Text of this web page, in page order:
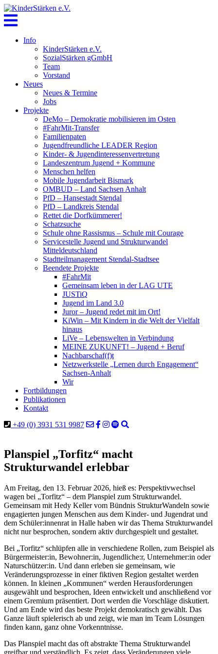
Skip
to
content
Info
KinderStärken e.V.
SozialStärken gGmbH
Team
Vorstand
Neues
Neues & Termine
Jobs
Projekte
DeMo – Demokratie mobilisieren im Osten
#FahrMit-Transfer
Familienpaten
Jugendfreundliche LEADER Region
Kinder- & Jugendinteressenvertretung
Landeszentrum Jugend + Kommune
Menschen helfen
Mobile Jugendarbeit Bismark
OMBUD – Land Sachsen Anhalt
PfD – Hansestadt Stendal
PfD – Landkreis Stendal
Rettet die Dorfkümmerer!
Schatzsuche
Schule ohne Rassismus – Schule mit Courage
Servicestelle Jugend und Strukturwandel
Mitteldeutschland
Stadtteilmanagement Stendal-Stadtsee
Beendete Projekte
#FahrMit
Gemeinsam leben in der LAG UTE
JUSTiQ
Jugend im Land 3.0
Juror – Jugend redet mit im Ort!
KiWin – Mit Kindern in die Welt der Vielfalt
hinaus
LiVe – Lebenswelten in Verbindung
MEINE ZUKUNFT! – Jugend + Beruf
Nachbarschaf(f)t
Netzwerkstelle „Lernen durch Engagement“
Sachsen-Anhalt
Wir
Fortbildungen
Publikationen
Kontakt
+49 (0) 3931 531 9987
Planspiel „Torfitz“ macht
Strukturwandel erlebbar
Am Freitag, den 13. Februar 2026, hieß es: Perspektivwechsel
wagen bei „Torfitz“ – dem Planspiel zum Strukturwandel.
Gemeinsam mit Hedy Keller vom Bündnis StrukturWandeln sowie
engagierten jungen Menschen aus dem Kinder- und Jugendrat und
dem Schüler:innenrat in Halle haben wir das Thema Strukturwandel
nicht nur besprochen, sondern aktiv durchgespielt und gestaltet.
Bei „Torfitz“ schlüpfen alle in verschiedene Rollen, zum Beispiel als
Bürgermeister:in, Bewohner:in, Jugendliche:r, Unternehmer:in oder
Naturschützer:in. Und dann erleben sie gemeinsam, wie
Veränderungsprozesse in einer fiktiven Region gestaltet werden
können. In kleinen „Kommunen“ werden Herausforderungen
ausgewählt und besprochen, Ideen entwickelt und anschließend vor
einem Gremium präsentiert. Dort werden die Vorschläge diskutiert.
Und am Ende wird das beste Projekt demokratisch gewählt. Das
Ganze läuft spielerisch ab und zeigt, wie man im Team Lösungen
finden kann, ganz ohne Vorkenntnisse.
Das Planspiel macht das oft abstrakte Thema Strukturwandel
greifbar und verständlich. Es zeigt, dass Veränderungen viele